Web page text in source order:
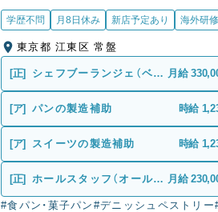
学歴不問 月8日休み 新店予定あり 海外研
東京都 江東区 常盤
[正]
シェフブーランジェ（ベー
カー）
月給
[ア] パンの製造補助 時給
[ア] スイーツの製造補助 時給
[正]
ホールスタッフ（オールラ
ウンダー）
月給
#食パン・菓子パン #デニッシュペストリー